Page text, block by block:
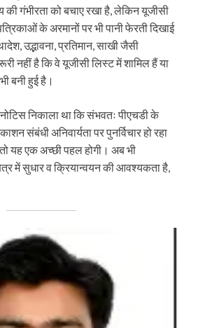
की गंभीरता को बचाए रखा है, लेकिन यूजीसी
के अरमानों पर भी पानी फेरती दिखाई
उद्भावना, प्रतिमान, साखी जैसी
नहीं है कि वे यूजीसी लिस्ट में शामिल हैं या
बनी हुई है।
निकाला था कि संभवतः पीएचडी के
संबंधी अनिवार्यता पर पुनर्विचार हो रहा
यह एक अच्छी पहल होगी। अब भी
में सुधार व क्रियान्वयन की आवश्यकता है,